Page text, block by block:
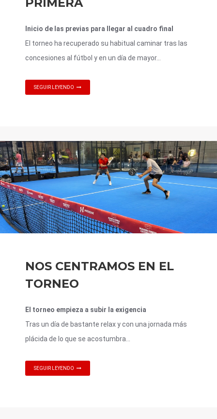
Inicio de las previas para llegar al cuadro final
El torneo ha recuperado su habitual caminar tras las
concesiones al fútbol y en un día de mayor...
SEGUIR LEYENDO
NOS CENTRAMOS EN EL
TORNEO
El torneo empieza a subir la exigencia
Tras un día de bastante relax y con una jornada más
plácida de lo que se acostumbra...
SEGUIR LEYENDO